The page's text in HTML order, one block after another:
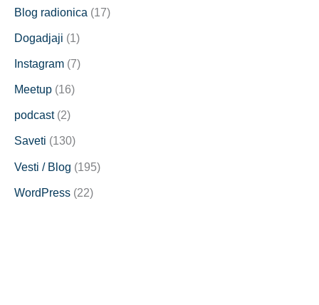
Blog radionica (17)
Dogadjaji (1)
Instagram (7)
Meetup (16)
podcast(2)
Saveti (130)
Vesti / Blog (195)
WordPress (22)